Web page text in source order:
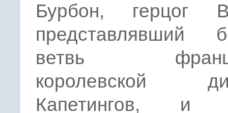
Бурбон, герцог
представлявший
ветвь
королевской
Капетингов, и